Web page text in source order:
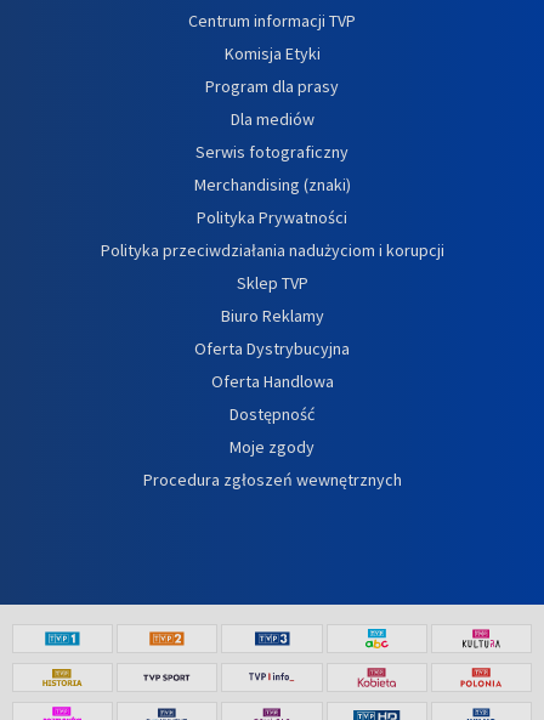
Centrum informacji TVP
Komisja Etyki
Program dla prasy
Dla mediów
Serwis fotograficzny
Merchandising (znaki)
Polityka Prywatności
Polityka przeciwdziałania nadużyciom i korupcji
Sklep TVP
Biuro Reklamy
Oferta Dystrybucyjna
Oferta Handlowa
Dostępność
Moje zgody
Procedura zgłoszeń wewnętrznych